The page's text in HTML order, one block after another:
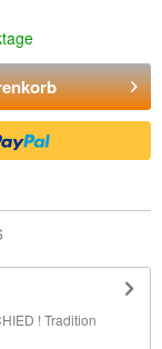
! Tradition